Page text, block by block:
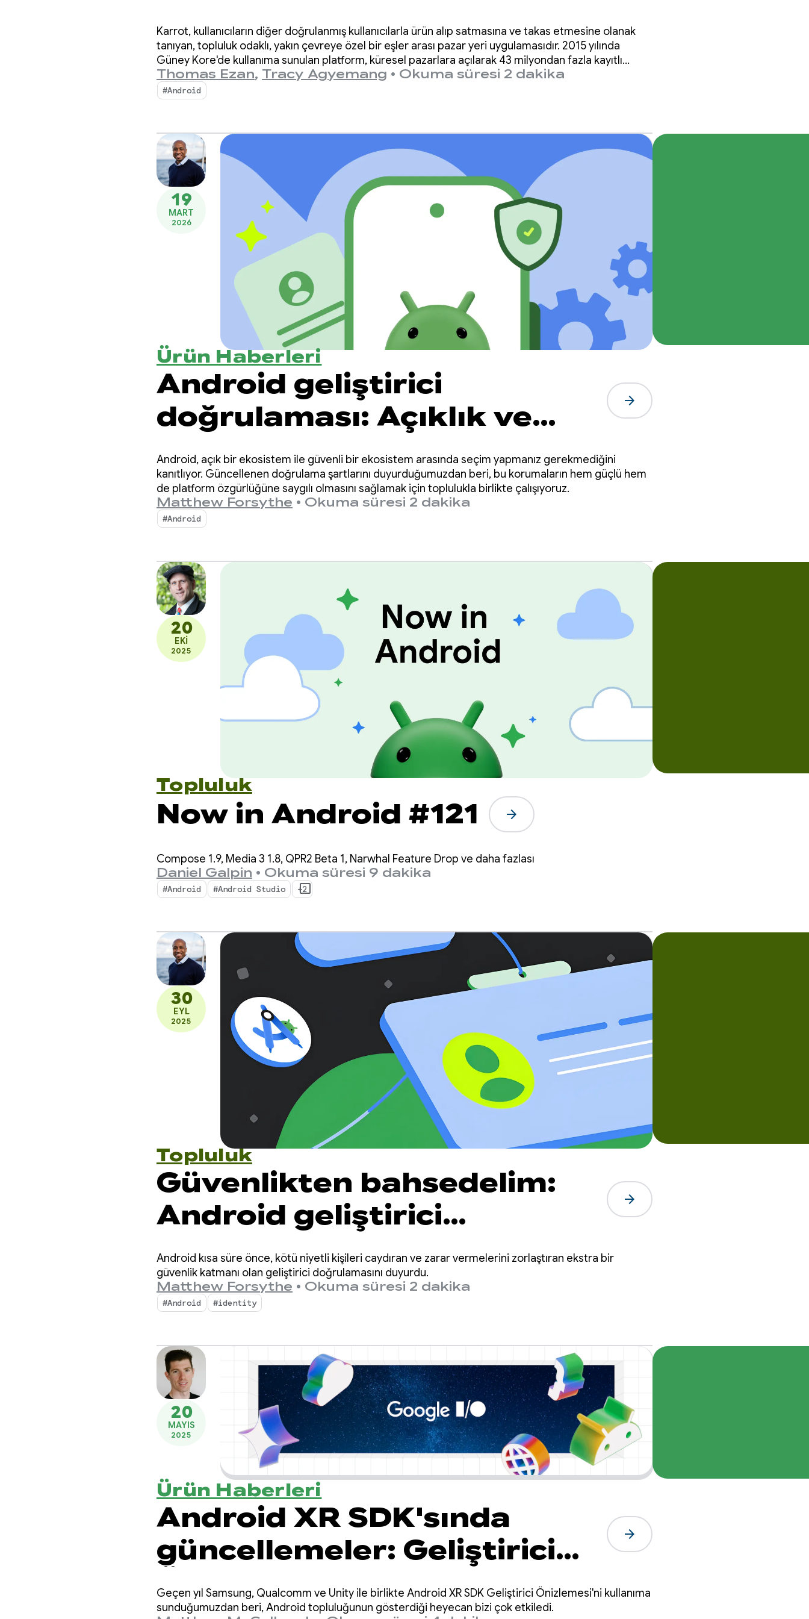
bir sürede çeviri özelliği
oluşturarak satışlarını
artırmasına yardımcı oldu
Karrot, kullanıcıların diğer doğrulanmış kullanıcılarla ürün alıp satmasına ve takas etmesine olanak
tanıyan, topluluk odaklı, yakın çevreye özel bir eşler arası pazar yeri uygulamasıdır. 2015 yılında
Güney Kore'de kullanıma sunulan platform, küresel pazarlara açılarak 43 milyondan fazla kayıtlı
kullanıcıya ulaştı.
Thomas Ezan, Tracy Agyemang • Okuma süresi 2 dakika
#Android
19
MART
2026
Ürün Haberleri
Android geliştirici
doğrulaması: Açıklık ve
seçim ile güvenlik arasında
denge kurma
arrow_forward
Android, açık bir ekosistem ile güvenli bir ekosistem arasında seçim yapmanız gerekmediğini
kanıtlıyor. Güncellenen doğrulama şartlarını duyurduğumuzdan beri, bu korumaların hem güçlü hem
de platform özgürlüğüne saygılı olmasını sağlamak için toplulukla birlikte çalışıyoruz.
Matthew Forsythe • Okuma süresi 2 dakika
#Android
20
EKI
2025
Topluluk
Now in Android #121 arrow_forward
Compose 1.9, Media 3 1.8, QPR2 Beta 1, Narwhal Feature Drop ve daha fazlası
Daniel Galpin • Okuma süresi 9 dakika
#Android #Android Studio +2
30
EYL
2025
Topluluk
Güvenlikten bahsedelim:
Android geliştirici
doğrulaması hakkında en
çok sorulan soruların
yanıtları
arrow_forward
Android kısa süre önce, kötü niyetli kişileri caydıran ve zarar vermelerini zorlaştıran ekstra bir
güvenlik katmanı olan geliştirici doğrulamasını duyurdu.
Matthew Forsythe • Okuma süresi 2 dakika
#Android #identity
20
MAYIS
2025
Ürün Haberleri
Android XR SDK'sında
güncellemeler: Geliştirici
Önizlemesi 2'yi tanıtıyoruz
arrow_forward
Geçen yıl Samsung, Qualcomm ve Unity ile birlikte Android XR SDK Geliştirici Önizlemesi'ni kullanıma
sunduğumuzdan beri, Android topluluğunun gösterdiği heyecan bizi çok etkiledi.